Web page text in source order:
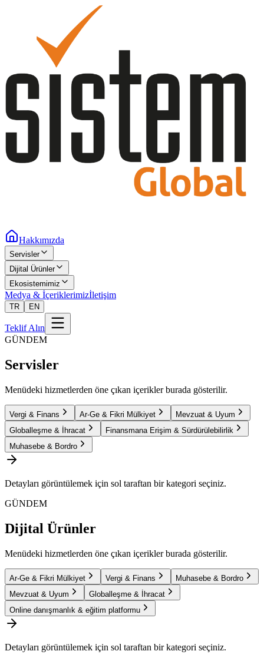
Hakkımızda
Servisler
Dijital Ürünler
Ekosistemimiz
Medya & İçeriklerimizİletişim
TR EN
Teklif Alın
GÜNDEM
Servisler
Menüdeki hizmetlerden öne çıkan içerikler burada gösterilir.
Vergi & Finans Ar-Ge & Fikri Mülkiyet
Mevzuat & Uyum
Globalleşme & İhracat
Finansmana Erişim & Sürdürülebilirlik
Muhasebe & Bordro
Detayları görüntülemek için sol taraftan bir kategori seçiniz.
GÜNDEM
Dijital Ürünler
Menüdeki hizmetlerden öne çıkan içerikler burada gösterilir.
Ar-Ge & Fikri Mülkiyet Vergi & Finans
Muhasebe & Bordro
Mevzuat & Uyum
Globalleşme & İhracat
Online danışmanlık & eğitim platformu
Detayları görüntülemek için sol taraftan bir kategori seçiniz.